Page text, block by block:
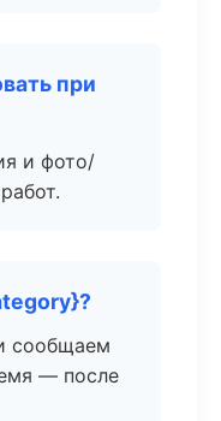
при
и фото/
сообщаем
— после